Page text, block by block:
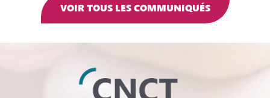
VOIR TOUS LES COMMUNIQUÉS